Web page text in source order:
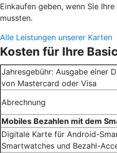
Einkaufen geben, wenn Sie
mussten.
Alle Leistungen unserer Karten
Kosten für Ihre
Jahresgebühr: Ausgabe einer
von Mastercard oder Visa
Abrechnung
Mobiles Bezahlen mit dem
Digitale Karte für Android-
Smartwatches und Bezahl-